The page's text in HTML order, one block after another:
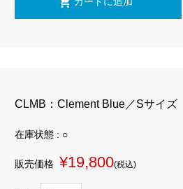
CLMB：Clement Blue／Sサイズ
在庫状態 : ○
販売価格 ¥19,800(税込)